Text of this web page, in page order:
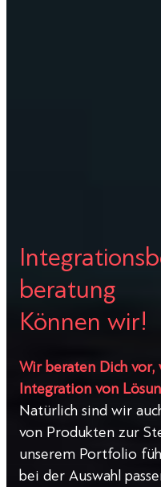
beratung
Können wir!
Wir beraten Dich vor,
Integration von
Natürlich sind wir
von Produkten zur
unserem Portfolio
bei der Auswahl